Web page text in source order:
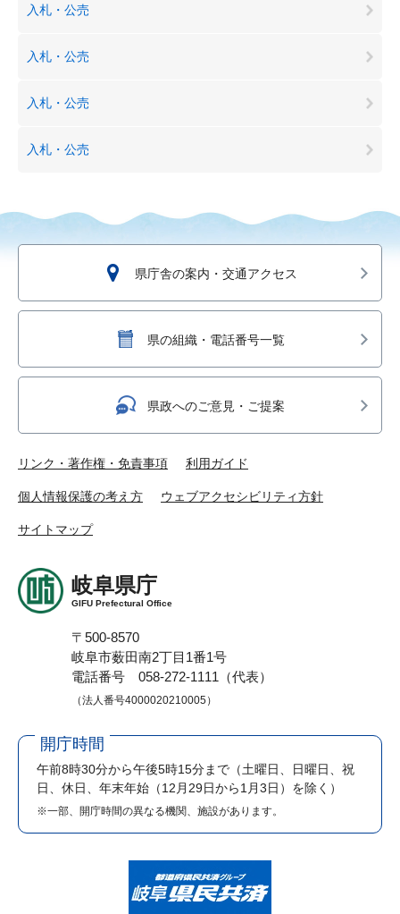
入札・公売
入札・公売
入札・公売
入札・公売
県庁舎の案内・交通アクセス
県の組織・電話番号一覧
県政へのご意見・ご提案
リンク・著作権・免責事項 利用ガイド
個人情報保護の考え方 ウェブアクセシビリティ方針
サイトマップ
岐阜県庁
GIFU Prefectural Office
〒500-8570
岐阜市薮田南2丁目1番1号
電話番号 058-272-1111（代表）
（法人番号4000020210005）
開庁時間
午前8時30分から午後5時15分まで （土曜日、日曜日、祝
日、休日、年末年始（12月29日から1月3日）を除く）
※一部、開庁時間の異なる機関、施設があります。